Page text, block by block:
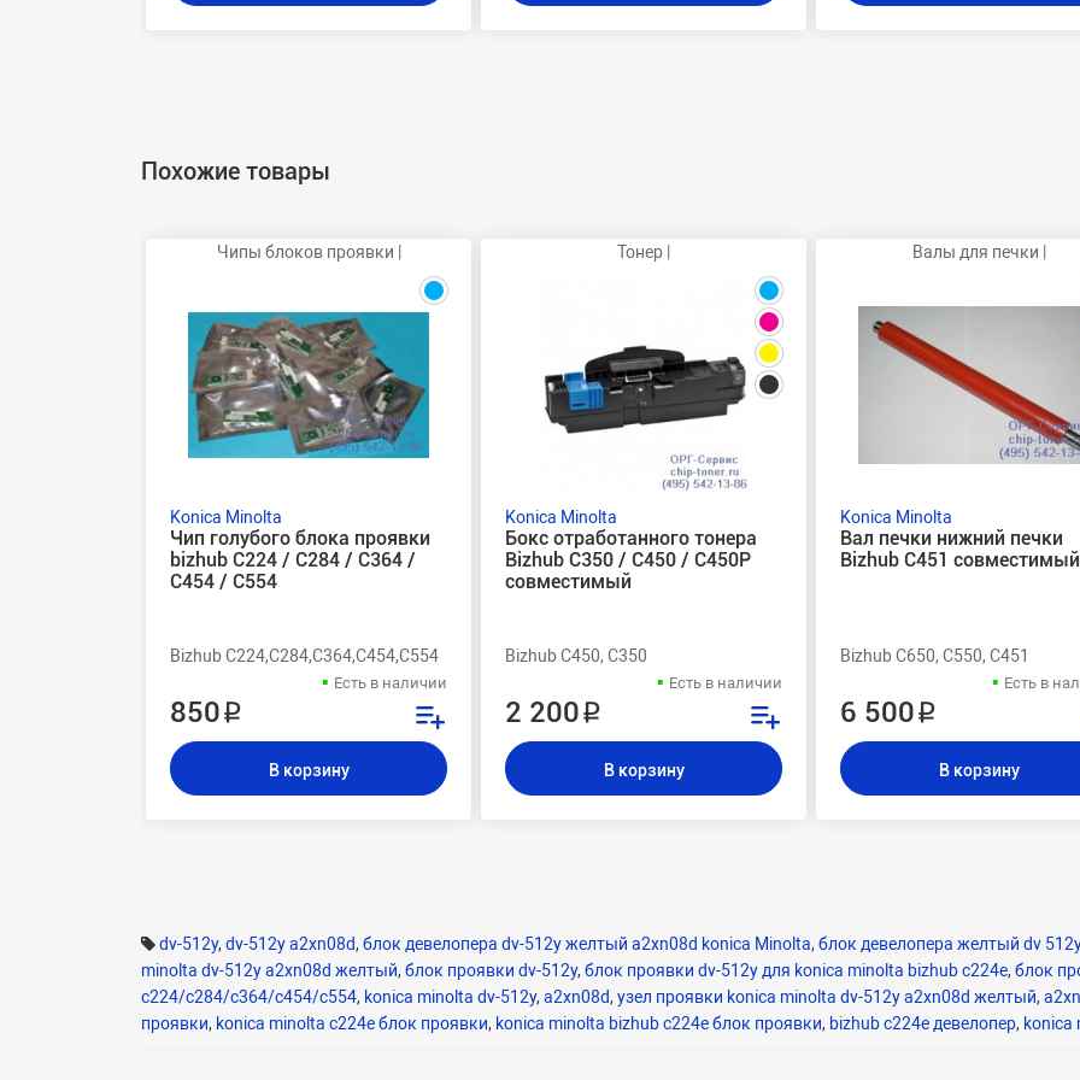
Похожие товары
Чипы блоков проявки |
Konica Minolta
Чип голубого блока проявки
bizhub C224 / C284 / C364 /
C454 / C554
Bizhub C224,C284,C364,C454,C554
Есть в наличии
850 ₽
В корзину
Тонер |
Konica Minolta
Бокс отработанного тонера
Bizhub C350 / С450 / С450P
совместимый
Bizhub C450, C350
Есть в наличии
2 200 ₽
В корзину
Валы для печки |
Konica Minolta
Вал печки нижний печки
Bizhub C451 совместимый
Bizhub C650, C550, C451
Есть в
6 500 ₽
В корзину
dv-512y, dv-512y a2xn08d, блок девелопера dv-512y желтый a2xn08d konica Minolta, блок девелопера желтый dv 512y
minolta dv-512y a2xn08d желтый, блок проявки dv-512y, блок проявки dv-512y для konica minolta bizhub c224e, блок
c224/c284/c364/c454/c554, konica minolta dv-512y, a2xn08d, узел проявки konica minolta dv-512y a2xn08d желтый,
проявки, konica minolta c224e блок проявки, konica minolta bizhub c224e блок проявки, bizhub c224e девелопер, konica